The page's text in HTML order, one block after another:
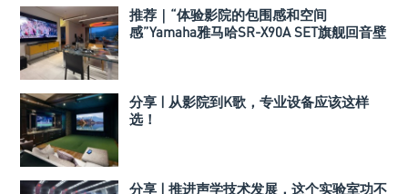
推荐｜“体验影院的包围感和空间
感”Yamaha雅马哈SR-X90A SET旗舰回音壁
分享 | 从影院到K歌，专业设备应该这样
选！
分享 | 推进声学技术发展，这个实验室功不